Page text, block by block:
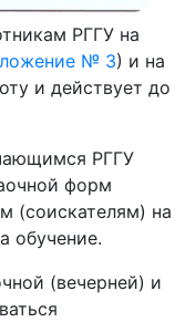
РГГУ на
№ 3) и на
и действует до
РГГУ
форм
(соискателям) на
обучение.
(вечерней) и